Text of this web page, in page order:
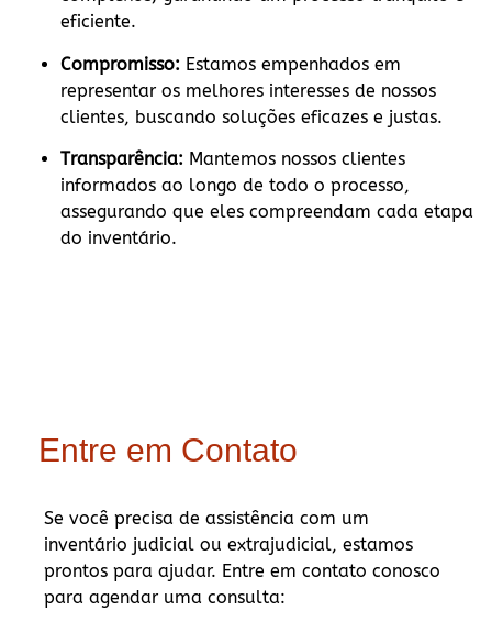
eficiente.
Compromisso: Estamos empenhados em
representar os melhores interesses de nossos
clientes, buscando soluções eficazes e justas.
Transparência: Mantemos nossos clientes
informados ao longo de todo o processo,
assegurando que eles compreendam cada etapa
do inventário.
Entre em Contato
Se você precisa de assistência com um
inventário judicial ou extrajudicial, estamos
prontos para ajudar. Entre em contato conosco
para agendar uma consulta: